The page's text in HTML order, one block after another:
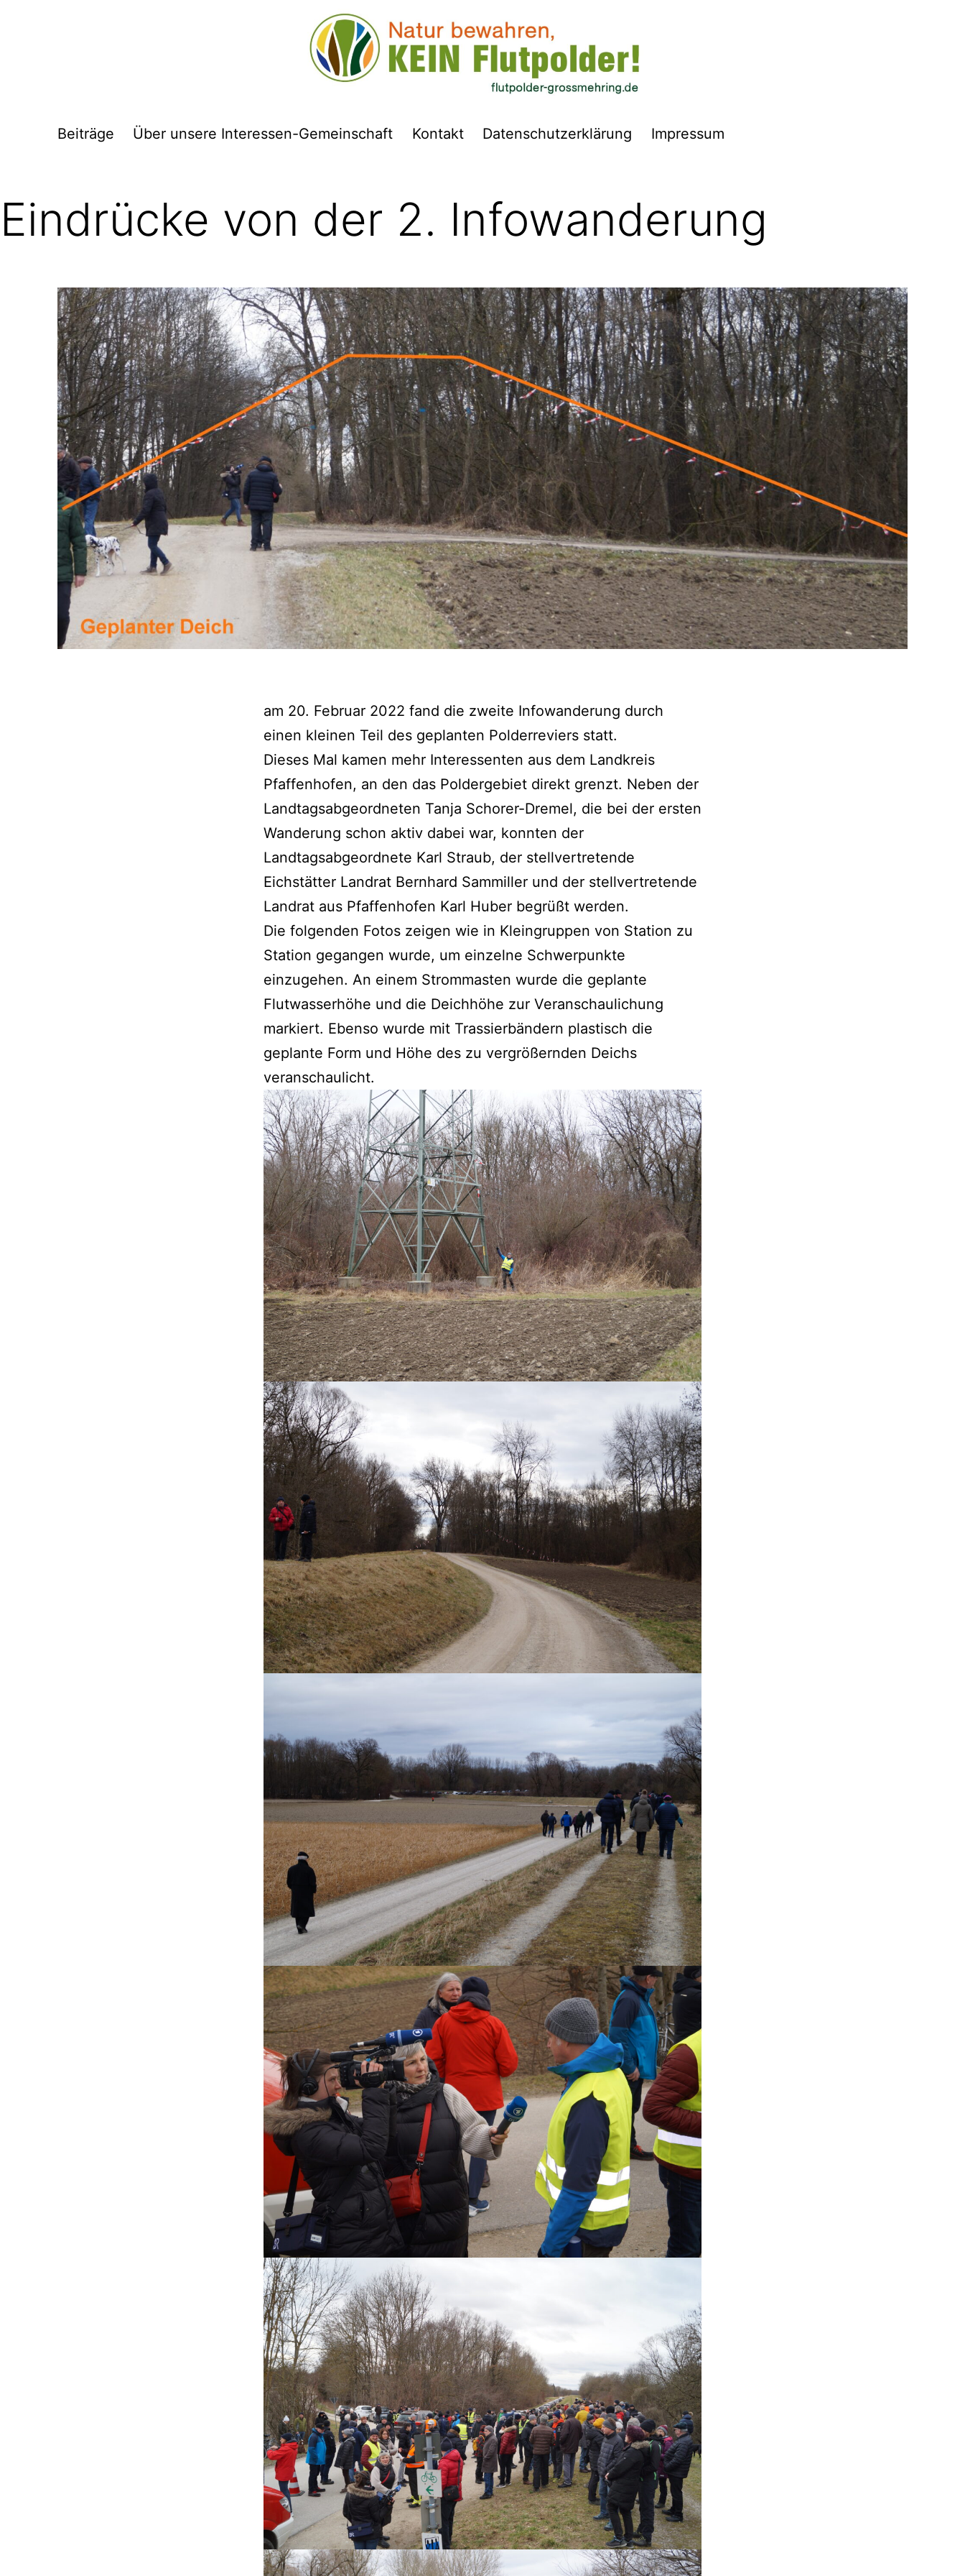
Beiträge Über unsere Interessen-Gemeinschaft Kontakt Datenschutzerklärung Impressum
Eindrücke von der 2. Infowanderung
am 20. Februar 2022 fand die zweite Infowanderung durch
einen kleinen Teil des geplanten Polderreviers statt.
Dieses Mal kamen mehr Interessenten aus dem Landkreis
Pfaffenhofen, an den das Poldergebiet direkt grenzt. Neben der
Landtagsabgeordneten Tanja Schorer-Dremel, die bei der ersten
Wanderung schon aktiv dabei war, konnten der
Landtagsabgeordnete Karl Straub, der stellvertretende
Eichstätter Landrat Bernhard Sammiller und der stellvertretende
Landrat aus Pfaffenhofen Karl Huber begrüßt werden.
Die folgenden Fotos zeigen wie in Kleingruppen von Station zu
Station gegangen wurde, um einzelne Schwerpunkte
einzugehen. An einem Strommasten wurde die geplante
Flutwasserhöhe und die Deichhöhe zur Veranschaulichung
markiert. Ebenso wurde mit Trassierbändern plastisch die
geplante Form und Höhe des zu vergrößernden Deichs
veranschaulicht.